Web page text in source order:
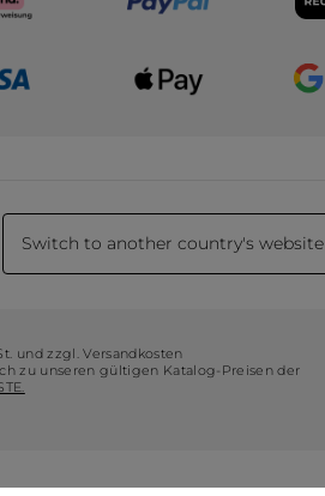
Switch to another country's website
und zzgl. Versandkosten
zu unseren gültigen Katalog-Preisen der